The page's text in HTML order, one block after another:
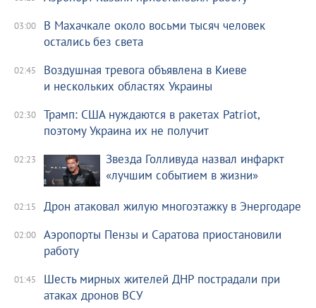
03:00
В Махачкале около восьми тысяч человек
остались без света
02:45
Воздушная тревога объявлена в Киеве
и нескольких областях Украины
02:30
Трамп: США нуждаются в ракетах Patriot,
поэтому Украина их не получит
02:23
Звезда Голливуда назвал инфаркт
«лучшим событием в жизни»
02:15 Дрон атаковал жилую многоэтажку в Энергодаре
02:00
Аэропорты Пензы и Саратова приостановили
работу
01:45
Шесть мирных жителей ДНР пострадали при
атаках дронов ВСУ